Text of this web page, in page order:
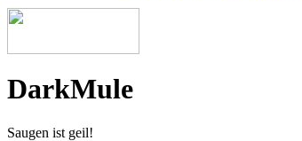
DarkMule
Saugen ist geil!